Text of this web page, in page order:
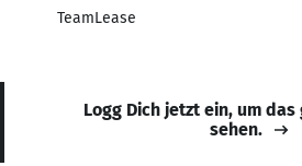
TeamLease
Logg Dich jetzt ein, um
sehen.